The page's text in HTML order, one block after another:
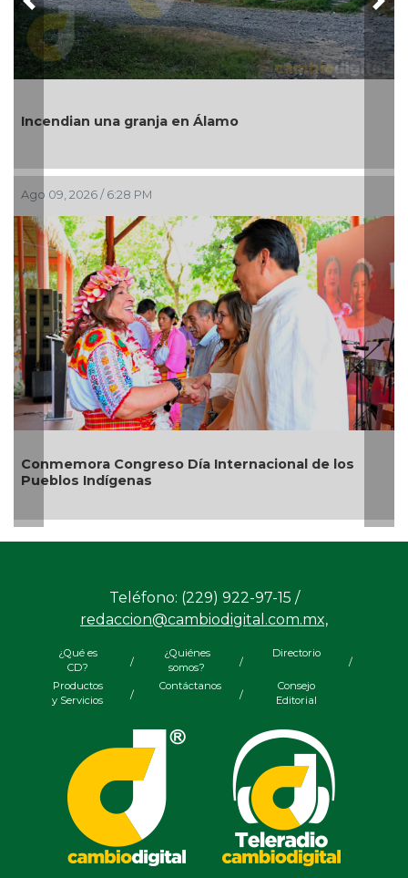
Incendian una granja en Álamo
Ago 09, 2026 / 6:28 PM
Conmemora Congreso Día Internacional de los
Pueblos Indígenas
Previous
Teléfono: (229) 922-97-15 /
redaccion@cambiodigital.com.mx,
¿Qué es
CD?
/
¿Quiénes
somos?
/
Directorio
/
Productos
y Servicios
/
Contáctanos
/
Consejo
Editorial